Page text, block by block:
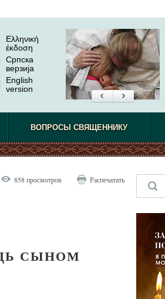
Ελληνική
έκδοση
Српска
верзиjа
English
version
ВОПРОСЫ СВЯЩЕННИКУ
858 просмотров Распечатать
СЫНОМ